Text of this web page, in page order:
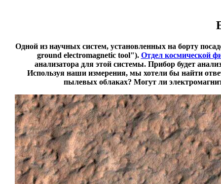
Одной из научных систем, установленных на борту
ground electromagnetic tool"). Отдел космической
анализатора для этой системы. Прибор будет
Используя наши измерения, мы хотели бы найти
пылевых облаках? Могут ли